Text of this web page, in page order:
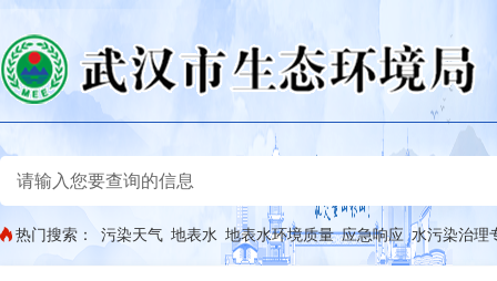
热门搜索： 污染天气 地表水 地表水环境质量 应急响应 水污染治理